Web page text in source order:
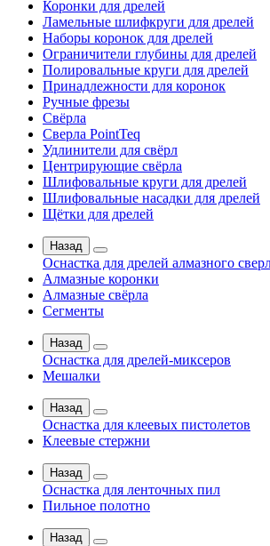
Коронки для дрелей
Ламельные шлифкруги для дрелей
Наборы коронок для дрелей
Ограничители глубины для дрелей
Полировальные круги для дрелей
Принадлежности для коронок
Ручные фрезы
Свёрла
Сверла PointTeq
Удлинители для свёрл
Центрирующие свёрла
Шлифовальные круги для дрелей
Шлифовальные насадки для дрелей
Щётки для дрелей
Назад
Оснастка для дрелей алмазного
Алмазные коронки
Алмазные свёрла
Сегменты
Назад
Оснастка для дрелей-миксеров
Мешалки
Назад
Оснастка для клеевых пистолетов
Клеевые стержни
Назад
Оснастка для ленточных пил
Пильное полотно
Назад